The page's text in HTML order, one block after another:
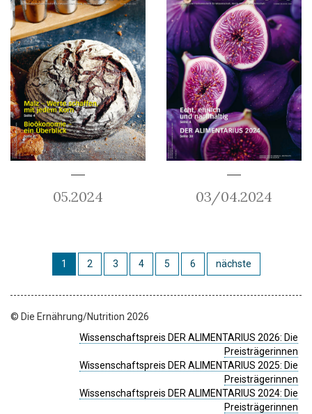
05.2024 03/04.2024
1 2 3 4 5 6 nächste
© Die Ernährung/Nutrition 2026
Wissenschaftspreis DER ALIMENTARIUS 2026: Die
Preisträgerinnen
Wissenschaftspreis DER ALIMENTARIUS 2025: Die
Preisträgerinnen
Wissenschaftspreis DER ALIMENTARIUS 2024: Die
Preisträgerinnen